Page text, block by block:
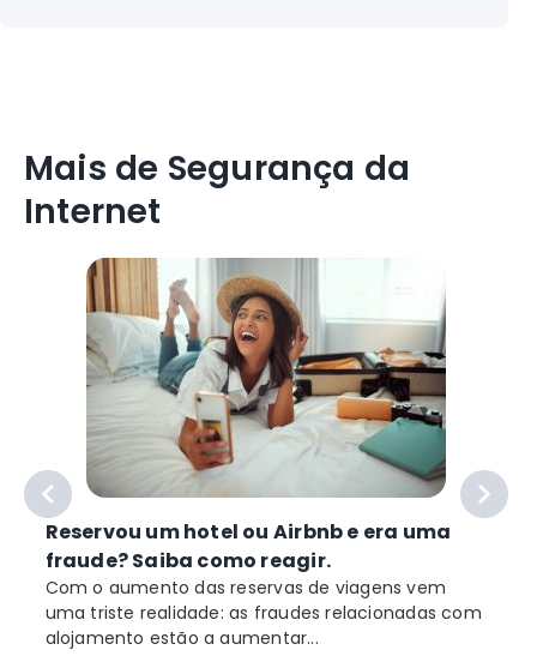
Mais de Segurança da
Internet
Reservou um hotel ou Airbnb e era uma
fraude? Saiba como reagir.
Com o aumento das reservas de viagens vem
uma triste realidade: as fraudes relacionadas com
alojamento estão a aumentar...